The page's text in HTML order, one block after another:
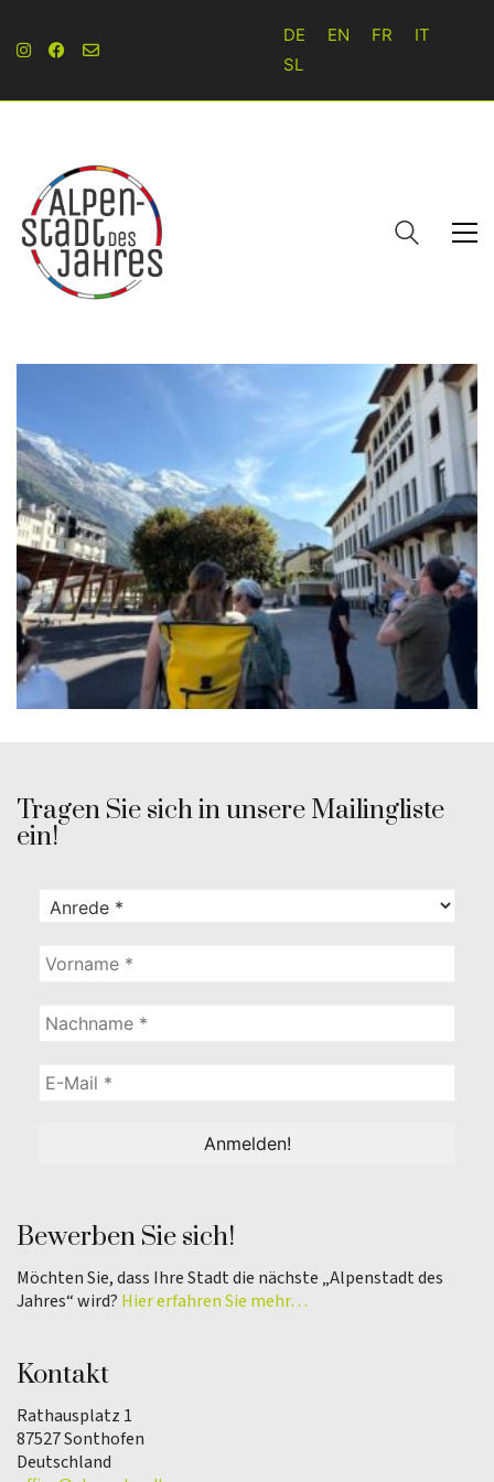
DE EN FR
IT
SL
Tragen Sie sich in unsere Mailingliste
ein!
Bewerben Sie sich!
Möchten Sie, dass Ihre Stadt die nächste „Alpenstadt des
Jahres“ wird? Hier erfahren Sie mehr…
Kontakt
Rathausplatz 1
87527 Sonthofen
Deutschland